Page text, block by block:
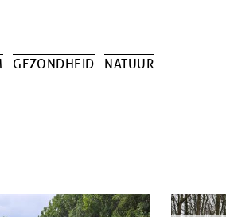
GEZONDHEID NATUUR